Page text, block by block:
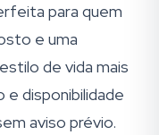
para quem
e uma
de vida mais
disponibilidade
aviso prévio.